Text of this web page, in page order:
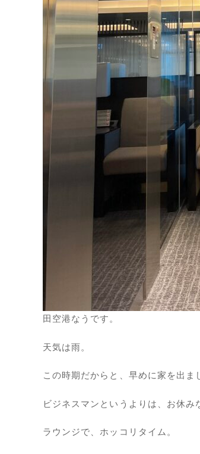
田空港なうです。
天気は雨。
この時期だからと、早めに家を出ま
ビジネスマンというよりは、お休み
ラウンジで、ホッコリタイム。